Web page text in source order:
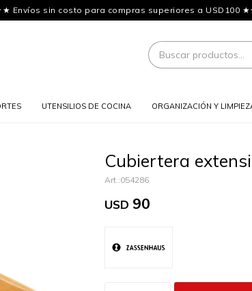
Envíos sin costo para compras superiores a USD100
UTENSILIOS DE COCINA ORGANIZACIÓN Y
Cubiertera
054286
USD 90